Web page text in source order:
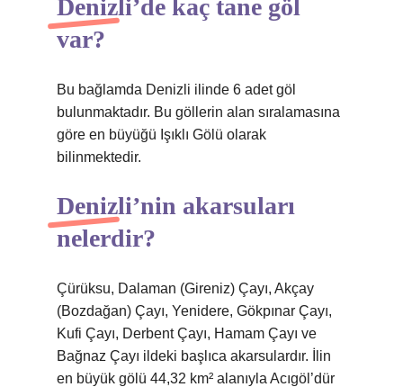
Denizli’de kaç tane göl
var?
Bu bağlamda Denizli ilinde 6 adet göl
bulunmaktadır. Bu göllerin alan sıralamasına
göre en büyüğü Işıklı Gölü olarak
bilinmektedir.
Denizli’nin akarsuları
nelerdir?
Çürüksu, Dalaman (Gireniz) Çayı, Akçay
(Bozdağan) Çayı, Yenidere, Gökpınar Çayı,
Kufi Çayı, Derbent Çayı, Hamam Çayı ve
Bağnaz Çayı ildeki başlıca akarsulardır. İlin
en büyük gölü 44,32 km² alanıyla Acıgöl’dür